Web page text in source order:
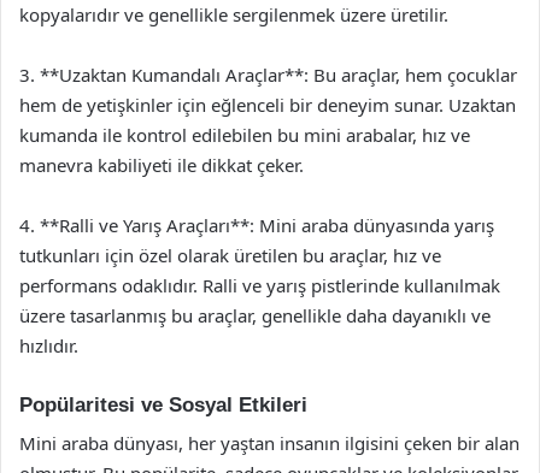
kopyalarıdır ve genellikle sergilenmek üzere üretilir.
3. **Uzaktan Kumandalı Araçlar**: Bu araçlar, hem çocuklar
hem de yetişkinler için eğlenceli bir deneyim sunar. Uzaktan
kumanda ile kontrol edilebilen bu mini arabalar, hız ve
manevra kabiliyeti ile dikkat çeker.
4. **Ralli ve Yarış Araçları**: Mini araba dünyasında yarış
tutkunları için özel olarak üretilen bu araçlar, hız ve
performans odaklıdır. Ralli ve yarış pistlerinde kullanılmak
üzere tasarlanmış bu araçlar, genellikle daha dayanıklı ve
hızlıdır.
Popülaritesi ve Sosyal Etkileri
Mini araba dünyası, her yaştan insanın ilgisini çeken bir alan